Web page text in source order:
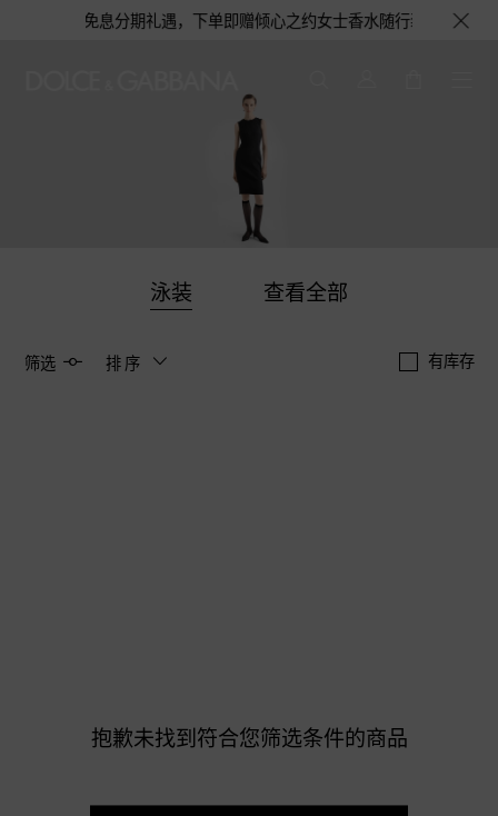
12期免息分期礼遇，下单即赠倾心之约女士香水随行装1.5ML，
泳装 查看全部
筛选 排序 有库存
抱歉未找到符合您筛选条件的商品